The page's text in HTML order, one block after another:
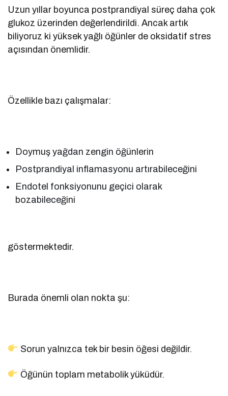
Uzun yıllar boyunca postprandiyal süreç daha çok
glukoz üzerinden değerlendirildi. Ancak artık
biliyoruz ki yüksek yağlı öğünler de oksidatif stres
açısından önemlidir.
Özellikle bazı çalışmalar:
Doymuş yağdan zengin öğünlerin
Postprandiyal inflamasyonu artırabileceğini
Endotel fonksiyonunu geçici olarak
bozabileceğini
göstermektedir.
Burada önemli olan nokta şu:
Sorun yalnızca tek bir besin öğesi değildir.
Öğünün toplam metabolik yüküdür.